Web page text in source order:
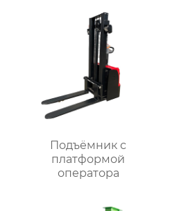
Подъёмник с
платформой
оператора